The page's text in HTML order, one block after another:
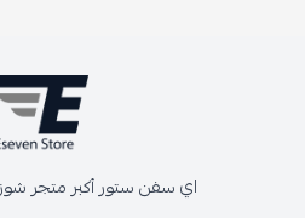
اي سفن ستور أكبر متجر